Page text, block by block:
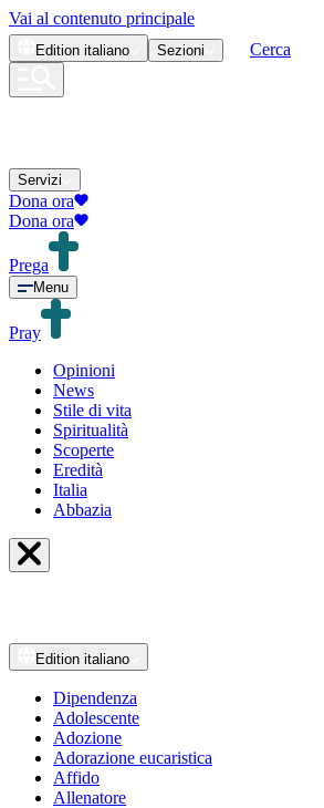
Vai al contenuto principale
Edition italiano Sezioni Cerca
Servizi
Dona ora
Dona ora
Prega
Menu
Pray
Opinioni
News
Stile di vita
Spiritualità
Scoperte
Eredità
Italia
Abbazia
Edition italiano
Dipendenza
Adolescente
Adozione
Adorazione eucaristica
Affido
Allenatore